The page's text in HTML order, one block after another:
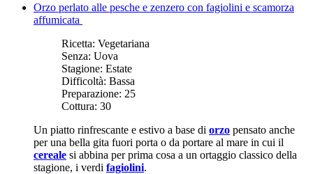
Orzo perlato alle pesche e zenzero con fagiolini e scamorza
affumicata
Ricetta: Vegetariana
Senza: Uova
Stagione: Estate
Difficoltà: Bassa
Preparazione: 25
Cottura: 30
Un piatto rinfrescante e estivo a base di orzo pensato anche
per una bella gita fuori porta o da portare al mare in cui il
cereale si abbina per prima cosa a un ortaggio classico della
stagione, i verdi fagiolini.